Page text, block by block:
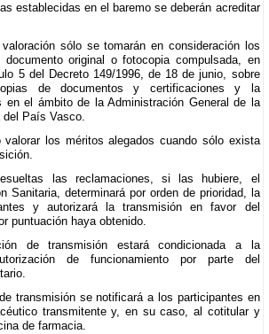
establecidas en el baremo se deberán acreditar
sólo se tomarán en consideración los
documento original o fotocopia compulsada, en
5 del Decreto 149/1996, de 18 de junio, sobre
de documentos y certificaciones y la
en el ámbito de la Administración General de la
del País Vasco.
valorar los méritos alegados cuando sólo exista
las reclamaciones, si las hubiere, el
Sanitaria, determinará por orden de prioridad, la
y autorizará la transmisión en favor del
puntuación haya obtenido.
de transmisión estará condicionada a la
de funcionamiento por parte del
transmisión se notificará a los participantes en
transmitente y, en su caso, al cotitular y
de farmacia.